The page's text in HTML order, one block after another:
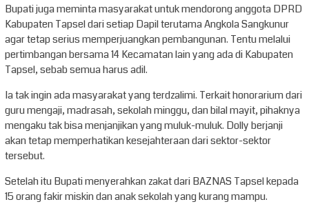
Bupati juga meminta masyarakat untuk mendorong anggota DPRD
Kabupaten Tapsel dari setiap Dapil terutama Angkola Sangkunur
agar tetap serius memperjuangkan pembangunan. Tentu melalui
pertimbangan bersama 14 Kecamatan lain yang ada di Kabupaten
Tapsel, sebab semua harus adil.
Ia tak ingin ada masyarakat yang terdzalimi. Terkait honorarium dari
guru mengaji, madrasah, sekolah minggu, dan bilal mayit, pihaknya
mengaku tak bisa menjanjikan yang muluk-muluk. Dolly berjanji
akan tetap memperhatikan kesejahteraan dari sektor-sektor
tersebut.
Setelah itu Bupati menyerahkan zakat dari BAZNAS Tapsel kepada
15 orang fakir miskin dan anak sekolah yang kurang mampu.